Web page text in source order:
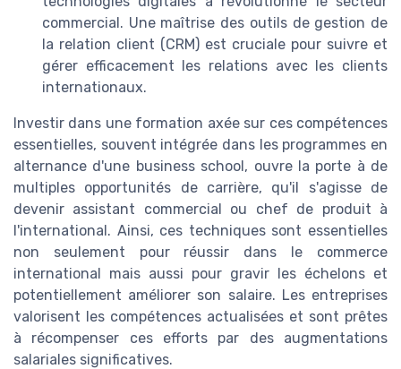
commercial. Une maîtrise des outils de gestion de
la relation client (CRM) est cruciale pour suivre et
gérer efficacement les relations avec les clients
internationaux.
Investir dans une formation axée sur ces compétences
essentielles, souvent intégrée dans les programmes en
alternance d'une business school, ouvre la porte à de
multiples opportunités de carrière, qu'il s'agisse de
devenir assistant commercial ou chef de produit à
l'international. Ainsi, ces techniques sont essentielles
non seulement pour réussir dans le commerce
international mais aussi pour gravir les échelons et
potentiellement améliorer son salaire. Les entreprises
valorisent les compétences actualisées et sont prêtes
à récompenser ces efforts par des augmentations
salariales significatives.